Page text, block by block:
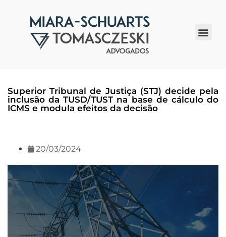
Superior Tribunal de Justiça (STJ) decide pela
inclusão da TUSD/TUST na base de cálculo do
ICMS e modula efeitos da decisão
20/03/2024